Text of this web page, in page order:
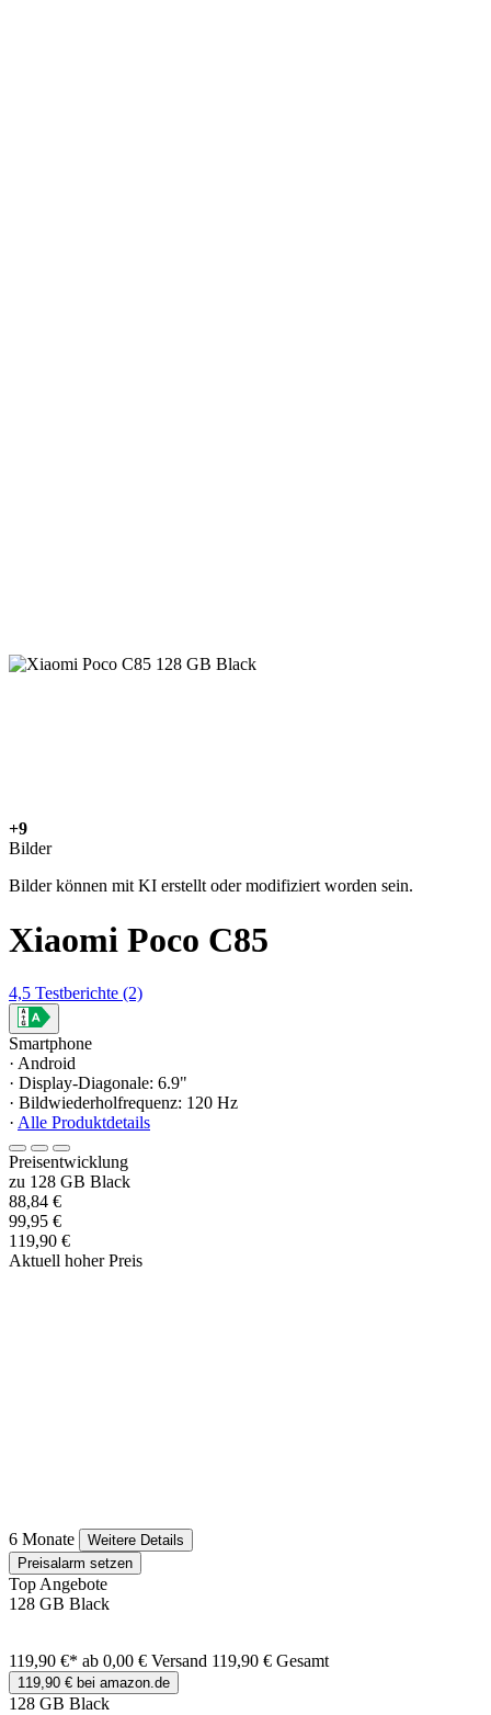
+9
Bilder
Bilder können mit KI erstellt oder modifiziert worden sein.
Xiaomi Poco C85
4,5 Testberichte (2)
Smartphone
· Android
· Display-Diagonale: 6.9"
· Bildwiederholfrequenz: 120 Hz
· Alle Produktdetails
Preisentwicklung
zu 128 GB Black
88,84 €
99,95 €
119,90 €
Aktuell hoher Preis
6 Monate
Weitere Details
Preisalarm setzen
Top Angebote
128 GB Black
119,90 €* ab 0,00 € Versand 119,90 € Gesamt
119,90 € bei amazon.de
128 GB Black